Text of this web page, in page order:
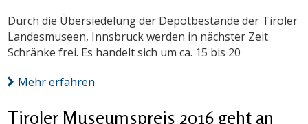
Durch die Übersiedelung der Depotbestände der Tiroler
Landesmuseen, Innsbruck werden in nächster Zeit
Schränke frei. Es handelt sich um ca. 15 bis 20
Mehr erfahren
Tiroler Museumspreis 2016 geht an